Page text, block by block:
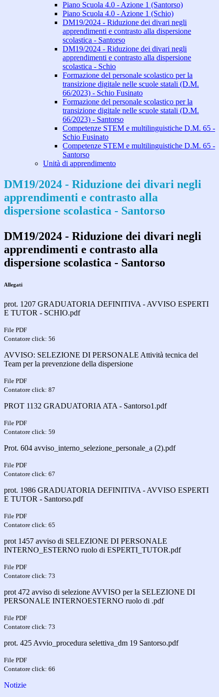
Piano Scuola 4.0 - Azione 1 (Santorso)
Piano Scuola 4.0 - Azione 1 (Schio)
DM19/2024 - Riduzione dei divari negli
apprendimenti e contrasto alla dispersione
scolastica - Santorso
DM19/2024 - Riduzione dei divari negli
apprendimenti e contrasto alla dispersione
scolastica - Schio
Formazione del personale scolastico per la
transizione digitale nelle scuole statali (D.M.
66/2023) - Schio Fusinato
Formazione del personale scolastico per la
transizione digitale nelle scuole statali (D.M.
66/2023) - Santorso
Competenze STEM e multilinguistiche D.M. 65 -
Schio Fusinato
Competenze STEM e multilinguistiche D.M. 65 -
Santorso
Unità di apprendimento
DM19/2024 - Riduzione dei divari negli
apprendimenti e contrasto alla
dispersione scolastica - Santorso
DM19/2024 - Riduzione dei divari negli
apprendimenti e contrasto alla
dispersione scolastica - Santorso
Allegati
prot. 1207 GRADUATORIA DEFINITIVA - AVVISO ESPERTI
E TUTOR - SCHIO.pdf
File PDF
Contatore click: 56
AVVISO: SELEZIONE DI PERSONALE Attività tecnica del
Team per la prevenzione della dispersione
File PDF
Contatore click: 87
PROT 1132 GRADUATORIA ATA - Santorso1.pdf
File PDF
Contatore click: 59
Prot. 604 avviso_interno_selezione_personale_a (2).pdf
File PDF
Contatore click: 67
prot. 1986 GRADUATORIA DEFINITIVA - AVVISO ESPERTI
E TUTOR - Santorso.pdf
File PDF
Contatore click: 65
prot 1457 avviso di SELEZIONE DI PERSONALE
INTERNO_ESTERNO ruolo di ESPERTI_TUTOR.pdf
File PDF
Contatore click: 73
prot 472 avviso di selezione AVVISO per la SELEZIONE DI
PERSONALE INTERNOESTERNO ruolo di .pdf
File PDF
Contatore click: 73
prot. 425 Avvio_procedura selettiva_dm 19 Santorso.pdf
File PDF
Contatore click: 66
Notizie